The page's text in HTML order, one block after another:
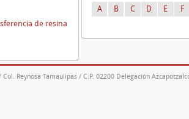
A B C D E F
de resina
Col. Reynosa Tamaulipas / C.P. 02200 Delegación